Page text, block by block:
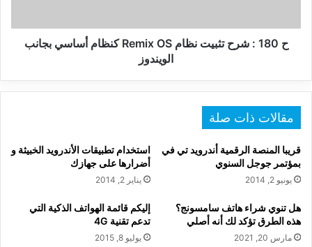
كنظام
أساسي
ح 180 : شرح تثبيت نظام Remix OS كنظام أساسي بجانب
الويندوز
مقالات ذات صلة
قريبا المنصة الرقمية أندرويد تي في
بمؤتمر جوجل السنوي
يونيو 2, 2014
استخدام تطبيقات الأندرويد الخبيثة و
أضرارها على جهازك
يناير 2, 2014
هل تنوي شراء هاتف سامسونج؟
هذه الطرق تؤكد لك أنه أصلي
مارس 20, 2021
إليكم قائمة الهواتف الذكية التي
تدعم تقنية 4G
يوليو 8, 2015